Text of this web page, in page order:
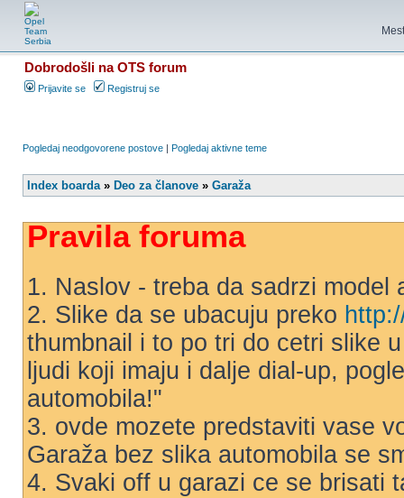
Dobrodošli na OTS forum
Prijavite se Registruj se
Pogledaj neodgovorene postove | Pogledaj aktivne teme
Index boarda» Deo za članove » Garaža
Pravila foruma
1. Naslov - treba da sadrzi model
2. Slike da se ubacuju preko
thumbnail i to po tri do cetri slike
ljudi koji imaju i dalje dial-up,
automobila!"
3. ovde mozete predstaviti vase
Garaža bez slika automobila se
4. Svaki off u garazi ce se brisati